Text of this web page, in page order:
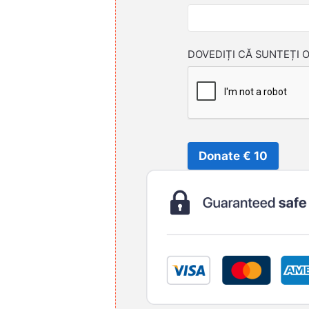
DOVEDIȚI CĂ SUNTEȚI
Donate € 10